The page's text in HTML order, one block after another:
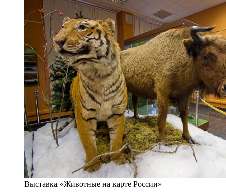
Выставка «Животные на карте России»